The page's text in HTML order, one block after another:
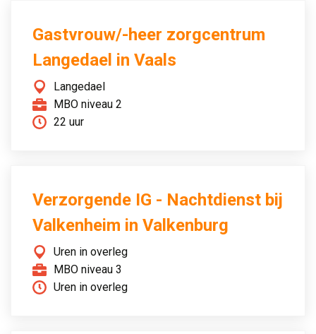
Gastvrouw/-heer zorgcentrum
Langedael in Vaals
Langedael
MBO niveau 2
22 uur
Verzorgende IG - Nachtdienst bij
Valkenheim in Valkenburg
Uren in overleg
MBO niveau 3
Uren in overleg